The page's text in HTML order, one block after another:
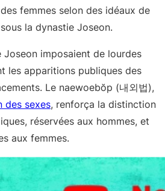
femmes selon des idéaux de
la dynastie Joseon.
Joseon imposaient de lourdes
les apparitions publiques des
Le naewoebŏp (내외법),
des sexes, renforça la distinction
réservées aux hommes, et
aux femmes.